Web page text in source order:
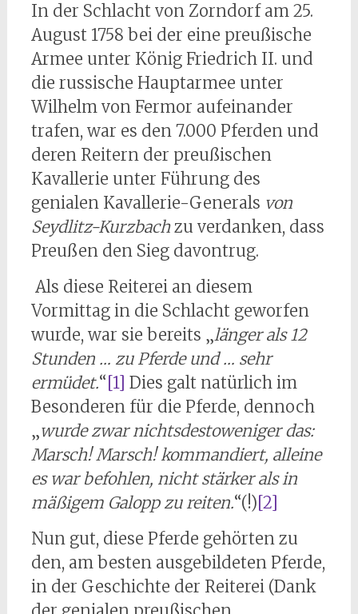
In der Schlacht von Zorndorf am 25.
August 1758 bei der eine preußische
Armee unter König Friedrich II. und
die russische Hauptarmee unter
Wilhelm von Fermor aufeinander
trafen, war es den 7.000 Pferden und
deren Reitern der preußischen
Kavallerie unter Führung des
genialen Kavallerie-Generals von
Seydlitz-Kurzbachzu verdanken, dass
Preußen den Sieg davontrug.
Als diese Reiterei an diesem
Vormittag in die Schlacht geworfen
wurde, war sie bereits „länger als 12
Stunden … zu Pferde und … sehr
ermüdet.“[1] Dies galt natürlich im
Besonderen für die Pferde, dennoch
„wurde zwar nichtsdestoweniger das:
Marsch! Marsch! kommandiert, alleine
es war befohlen, nicht stärker als in
mäßigem Galopp zu reiten.“(!)[2]
Nun gut, diese Pferde gehörten zu
den, am besten ausgebildeten Pferde,
in der Geschichte der Reiterei (Dank